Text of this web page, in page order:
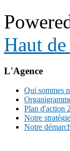
Haut
L'Agence
Qui sommes
Plan d'action
Notre stratégie
Notre